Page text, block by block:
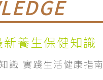
養生保健知識
識 實踐生活健康指南